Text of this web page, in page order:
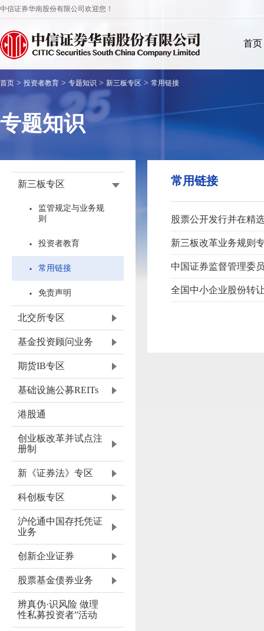
中信证券华南股份有限公司欢迎您！
首页
首页 > 投资者教育 > 专题知识 > 新三板专区 > 常用链接
专题知识
新三板专区
监管规定与业务规
则
投资者教育
常用链接
免责声明
北交所专区
基金投资顾问业务
期货IB专区
基础设施公募REITs
港股通
创业板改革并试点注
册制
新《证券法》专区
科创板专区
沪伦通中国存托凭证
业务
创新企业证券
股票基金债券业务
辨真伪·识风险 做理
性私募投资者”活动
常用链接
股票公开发行并在精
新三板改革业务规则
中国证券监督管理委
全国中小企业股份转